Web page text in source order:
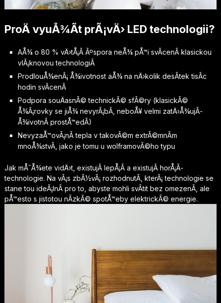
ProÄ vyuÅ¾Ã­t prÃ¡vÄ› LED technologii?
AÅ¾ o 80 % vÄ›tÅ¡Ã­ Ãºspora neÅ¾ pÅ™i svÃ­cenÃ­ klasickou
vlÃ¡knovou technologiÃ­
ProdlouÅ¾enÃ¡ Å¾ivotnost aÅ¾ na nÄ›kolik desÃ­tek tisÃ­c
hodin svÃ­cenÃ­
Podpora souÄasnÃ© technickÃ© sfÃ©ry(klasickÃ©
Å¾Ã¡rovky se jiÅ¾ nevyrÃ¡bÃ­, neboÅ¥ velmi zatÄ›Å¾ujÃ­
Å¾ivotnÃ­ prostÅ™edÃ­)
NevyzaÅ™ovÃ¡nÃ­ tepla v takovÃ©m extrÃ©mnÃ­m
mnoÅ¾stvÃ­, jako je tomu u wolframovÃ©ho typu
Jak mÅ¯Å¾ete vidÄ›t, existujÃ­ lepÅ¡Ã­ a existujÃ­ horÅ¡Ã­
technologie. Na vÃ¡s zbÃ½vÃ¡ rozhodnutÃ­, kterÃ¡ technologie se
stane tou ideÃ¡lnÃ­ pro to, abyste mohli svÃ­tit bez omezenÃ­, ale
pÅ™esto s jistotou nÃ­zkÃ© spotÅ™eby elektrickÃ© energie.